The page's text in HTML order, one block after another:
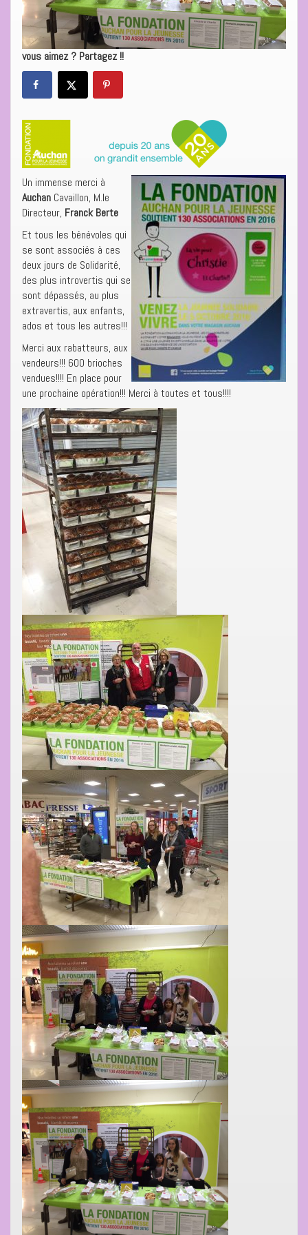
vous aimez ? Partagez !!
Un immense merci à
Auchan Cavaillon, M.le
Directeur, Franck Berte
Et tous les bénévoles qui
se sont associés à ces
deux jours de Solidarité,
des plus introvertis qui se
sont dépassés, au plus
extravertis, aux enfants,
ados et tous les autres!!!
Merci aux rabatteurs, aux
vendeurs!!! 600 brioches
vendues!!!! En place pour
une prochaine opération!!! Merci à toutes et tous!!!!